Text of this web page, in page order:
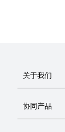
关于我们
协同产品